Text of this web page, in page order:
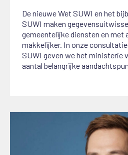
De nieuwe Wet SUWI en het
SUWI maken
gemeentelijke diensten en met
makkelijker. In onze
SUWI geven we het ministerie
aantal belangrijke